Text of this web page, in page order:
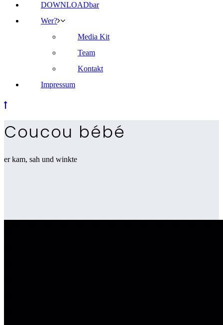
DOWNLOADbar
Wer?
Media Kit
Team
Kontakt
Impressum
Coucou bébé
er kam, sah und winkte